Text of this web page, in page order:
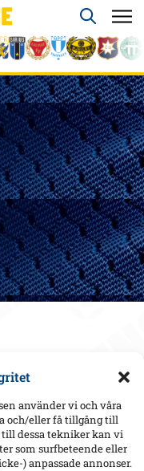
använder vi och våra
och/eller få tillgång till
dessa tekniker kan vi
som surfbeteende eller
) anpassade annonser.